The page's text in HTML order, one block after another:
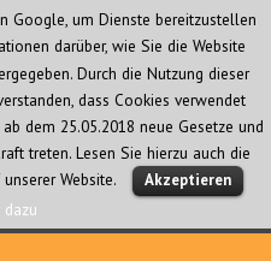
MENÜ
UND
Google, um Dienste bereitzustellen
darüber, wie Sie die Website
Durch die Nutzung dieser
dass Cookies verwendet
dem 25.05.2018 neue Gesetze und
treten. Lesen Sie hierzu auch die
Website.
Akzeptieren
dazu